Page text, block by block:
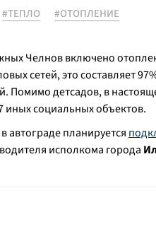
#ТЕПЛО #ОТОПЛЕНИЕ
Челнов включено
сетей, это составляет
Помимо детсадов, в
социальных объектов.
планируется
исполкома города